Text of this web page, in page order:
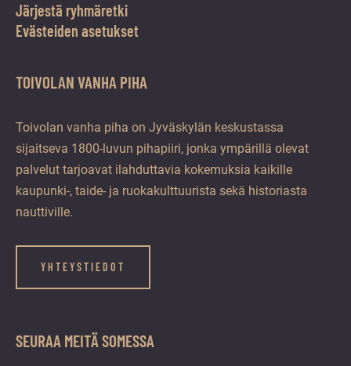
Järjestä ryhmäretki
Evästeiden asetukset
TOIVOLAN VANHA PIHA
Toivolan vanha piha on Jyväskylän keskustassa
sijaitseva 1800-luvun pihapiiri, jonka ympärillä olevat
palvelut tarjoavat ilahduttavia kokemuksia kaikille
kaupunki-, taide- ja ruokakulttuurista sekä historiasta
nauttiville.
YHTEYSTIEDOT
SEURAA MEITÄ SOMESSA